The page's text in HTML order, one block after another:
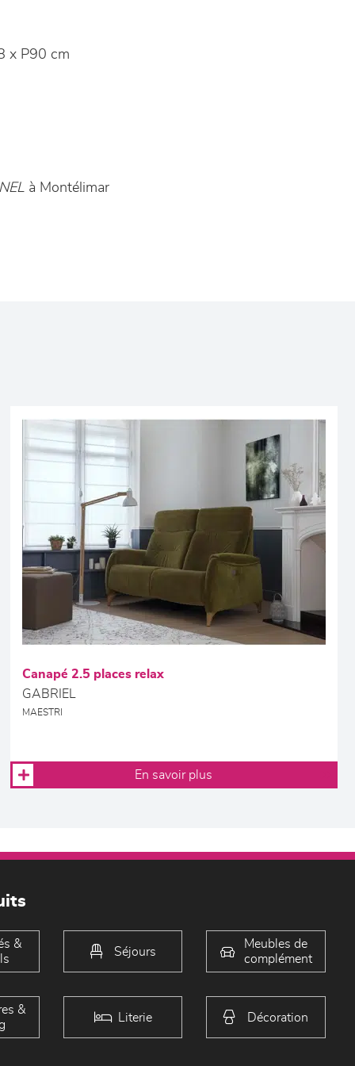
x P90 cm
à Montélimar
Canapé 2.5 places relax
GABRIEL
MAESTRI
En savoir plus
&
Séjours
Meubles de
complément
&
Literie Décoration